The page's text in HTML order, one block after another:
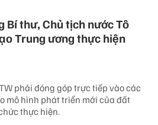
Bí thư, Chủ tịch nước Tô
Trung ương thực hiện
phải đóng góp trực tiếp vào các
mô hình phát triển mới của đất
thực hiện.